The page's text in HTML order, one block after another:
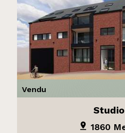
Vendu
Studio
1860